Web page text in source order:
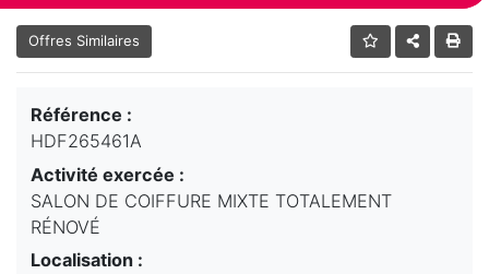
Offres Similaires
Référence :
HDF265461A
Activité exercée :
SALON DE COIFFURE MIXTE TOTALEMENT
RÉNOVÉ
Localisation :